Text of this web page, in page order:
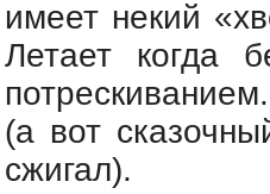
имеет некий
Летает когда
(а вот
сжигал).